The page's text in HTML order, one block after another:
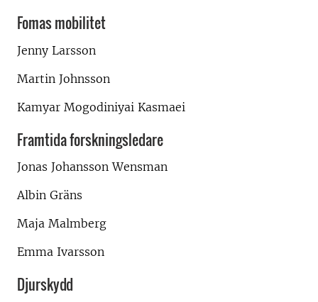
Fomas mobilitet
Jenny Larsson
Martin Johnsson
Kamyar Mogodiniyai Kasmaei
Framtida forskningsledare
Jonas Johansson Wensman
Albin Gräns
Maja Malmberg
Emma Ivarsson
Djurskydd